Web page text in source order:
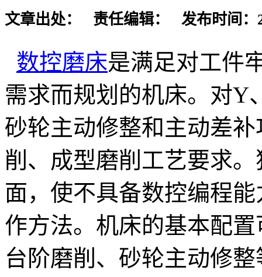
文章出处： 责任编辑： 发布时间：
数控磨床是满足对工件
需求而规划的机床。对Y
砂轮主动修整和主动差
削、成型磨削工艺要求
面，使不具备数控编程
作方法。机床的基本配
台阶磨削、砂轮主动修